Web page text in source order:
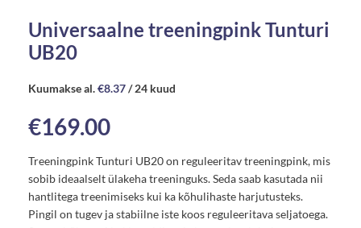
Universaalne treeningpink Tunturi
UB20
Kuumakse al.€8.37/ 24 kuud
€169.00
Treeningpink Tunturi UB20 on reguleeritav treeningpink, mis
sobib ideaalselt ülakeha treeninguks. Seda saab kasutada nii
hantlitega treenimiseks kui ka kõhulihaste harjutusteks.
Pingil on tugev ja stabiilne iste koos reguleeritava seljatoega.